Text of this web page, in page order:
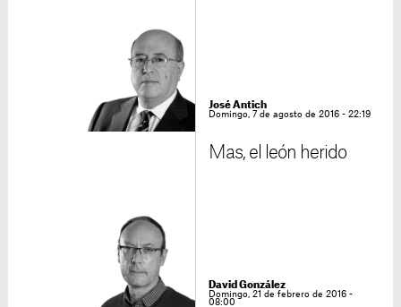
José Antich
Domingo, 7 de agosto de 2016 - 22:19
Mas, el león herido
David González
Domingo, 21 de febrero de 2016 -
08:00